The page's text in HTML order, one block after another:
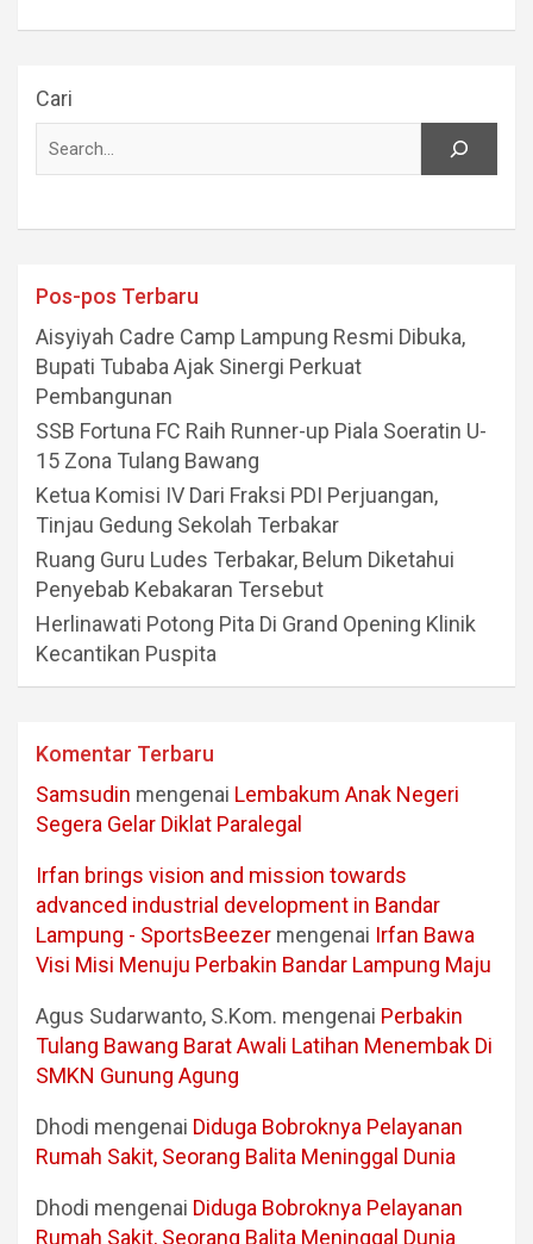
Cari
Pos-pos Terbaru
Aisyiyah Cadre Camp Lampung Resmi Dibuka,
Bupati Tubaba Ajak Sinergi Perkuat
Pembangunan
SSB Fortuna FC Raih Runner-up Piala Soeratin U-
15 Zona Tulang Bawang
Ketua Komisi IV Dari Fraksi PDI Perjuangan,
Tinjau Gedung Sekolah Terbakar
Ruang Guru Ludes Terbakar, Belum Diketahui
Penyebab Kebakaran Tersebut
Herlinawati Potong Pita Di Grand Opening Klinik
Kecantikan Puspita
Komentar Terbaru
Samsudin mengenai Lembakum Anak Negeri
Segera Gelar Diklat Paralegal
Irfan brings vision and mission towards
advanced industrial development in Bandar
Lampung - SportsBeezer mengenai Irfan Bawa
Visi Misi Menuju Perbakin Bandar Lampung Maju
Agus Sudarwanto, S.Kom. mengenai Perbakin
Tulang Bawang Barat Awali Latihan Menembak Di
SMKN Gunung Agung
Dhodi mengenai Diduga Bobroknya Pelayanan
Rumah Sakit, Seorang Balita Meninggal Dunia
Dhodi mengenai Diduga Bobroknya Pelayanan
Rumah Sakit, Seorang Balita Meninggal Dunia